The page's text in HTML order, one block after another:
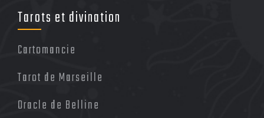
Tarots et divination
Cartomancie
Tarot de Marseille
Oracle de Belline